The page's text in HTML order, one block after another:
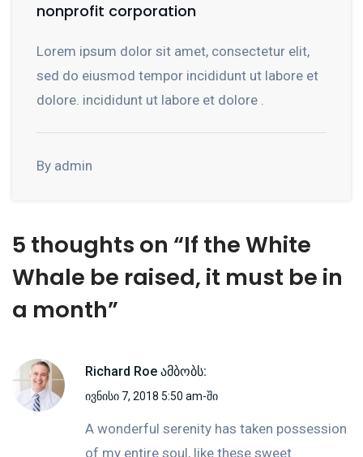
nonprofit corporation
Lorem ipsum dolor sit amet, consectetur elit,
sed do eiusmod tempor incididunt ut labore et
dolore. incididunt ut labore et dolore .
By admin
5 thoughts on “If the White
Whale be raised, it must be in
a month”
Richard Roe ამბობს:
ივნისი 7, 2018 5:50 am-ში
A wonderful serenity has taken possession
of my entire soul, like these sweet